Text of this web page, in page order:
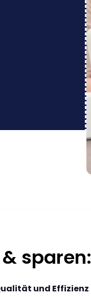
sparen:
und Effizienz